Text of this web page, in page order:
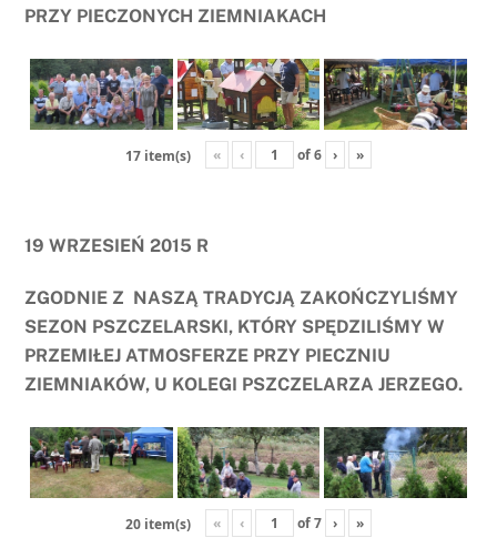
PRZY PIECZONYCH ZIEMNIAKACH
17 item(s) « ‹ of6 › »
19 WRZESIEŃ 2015 R
ZGODNIE Z NASZĄ TRADYCJĄ ZAKOŃCZYLIŚMY
SEZON PSZCZELARSKI, KTÓRY SPĘDZILIŚMY W
PRZEMIŁEJ ATMOSFERZE PRZY PIECZNIU
ZIEMNIAKÓW, U KOLEGI PSZCZELARZA JERZEGO.
20 item(s) « ‹ of7 › »